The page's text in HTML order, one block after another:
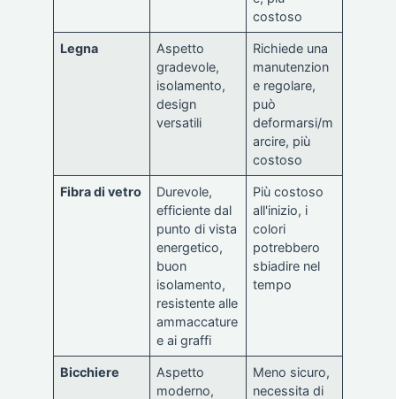
costoso
Legna
Aspetto
gradevole,
isolamento,
design
versatili
Richiede una
manutenzion
e regolare,
può
deformarsi/m
arcire, più
costoso
Fibra di vetro
Durevole,
efficiente dal
punto di vista
energetico,
buon
isolamento,
resistente alle
ammaccature
e ai graffi
Più costoso
all'inizio, i
colori
potrebbero
sbiadire nel
tempo
Bicchiere
Aspetto
moderno,
Meno sicuro,
necessita di